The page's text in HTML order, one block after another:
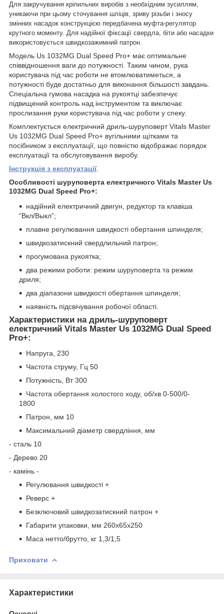
Для закручування кріпильних виробів з необхідним зусиллям,
уникаючи при цьому сточування шліців, зриву різьби і зносу
змінних насадок конструкцією передбачена муфта-регулятор
крутного моменту. Для надійної фіксації свердла, біти або насадки
використовується швидкозажимний патрон.
Модель Us 1032MG Dual Speed Pro+ має оптимальне
співвідношення ваги до потужності. Таким чином, рука
користувача під час роботи не втомлюватиметься, а
потужності буде достатньо для виконання більшості завдань.
Спеціальна гумова насадка на рукоятці забезпечує
підвищений контроль над інструментом та виключає
прослизання руки користувача під час роботи у спеку.
Комплектується електричний дриль-шуруповерт Vitals Master
Us 1032MG Dual Speed Pro+ вугільними щітками та
посібником з експлуатації, що повністю відображає порядок
експлуатації та обслуговування виробу.
Інструкція з експлуатації.
Особливості шуруповерта електричного Vitals Master Us
1032MG Dual Speed Pro+:
надійний електричний двигун, редуктор та клавіша
“Вкл/Выкл”;
плавне регулювання швидкості обертання шпинделя;
швидкозатискний свердлильний патрон;
прогумована рукоятка;
два режими роботи: режим шуруповерта та режим
дриля;
два діапазони швидкості обертання шпинделя;
наявність підсвічування робочої області.
Характеристики на дриль-шуруповерт
електричний Vitals Master Us 1032MG Dual Speed
Pro+:
Напруга, 230
Частота струму, Гц 50
Потужність, Вт 300
Частота обертання холостого ходу, об/хв 0-500/0-
1800
Патрон, мм 10
Максимальний діаметр свердління, мм
- сталь 10
- Дерево 20
- камінь -
Регулювання швидкості +
Реверс +
Безключовий швидкозатискний патрон +
Габарити упаковки, мм 260х65х250
Маса нетто/брутто, кг 1,3/1,5
Приховати
Характеристики